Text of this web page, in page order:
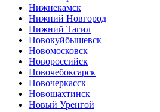
Нижнекамск
Нижний Новгород
Нижний Тагил
Новокуйбышевск
Новомосковск
Новороссийск
Новочебоксарск
Новочеркасск
Новошахтинск
Новый Уренгой